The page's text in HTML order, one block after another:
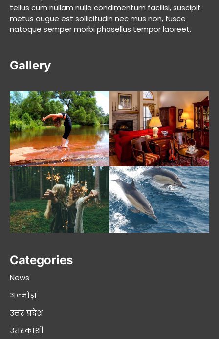
tellus cum nullam nulla condimentum facilisi, suscipit
metus augue est sollicitudin nec mus non, fusce
natoque semper morbi phasellus tempor laoreet.
Gallery
Categories
News
अल्मोड़ा
उत्तर प्रदेश
उत्तरकाशी